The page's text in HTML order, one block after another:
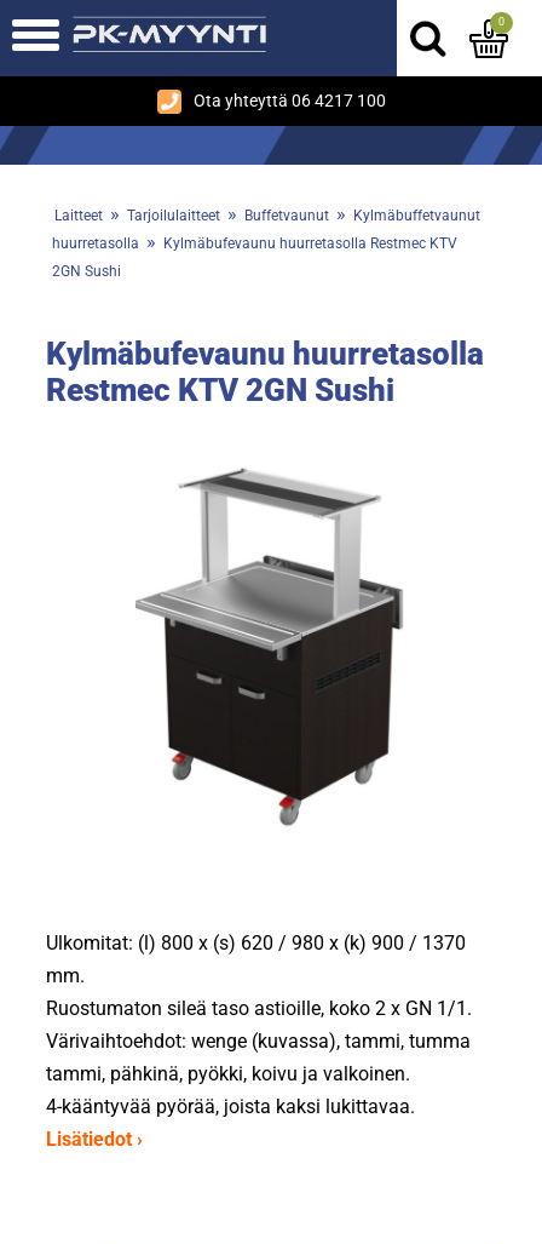
Ota yhteyttä 06 4217 100
0
Laitteet » Tarjoilulaitteet » Buffetvaunut »
Kylmäbuffetvaunut
huurretasolla »
Kylmäbufevaunu huurretasolla Restmec KTV
2GN Sushi
Kylmäbufevaunu huurretasolla
Restmec KTV 2GN Sushi
Ulkomitat: (l) 800 x (s) 620 / 980 x (k) 900 / 1370
mm.
Ruostumaton sileä taso astioille, koko 2 x GN 1/1.
Värivaihtoehdot: wenge (kuvassa), tammi, tumma
tammi, pähkinä, pyökki, koivu ja valkoinen.
4-kääntyvää pyörää, joista kaksi lukittavaa.
Lisätiedot ›